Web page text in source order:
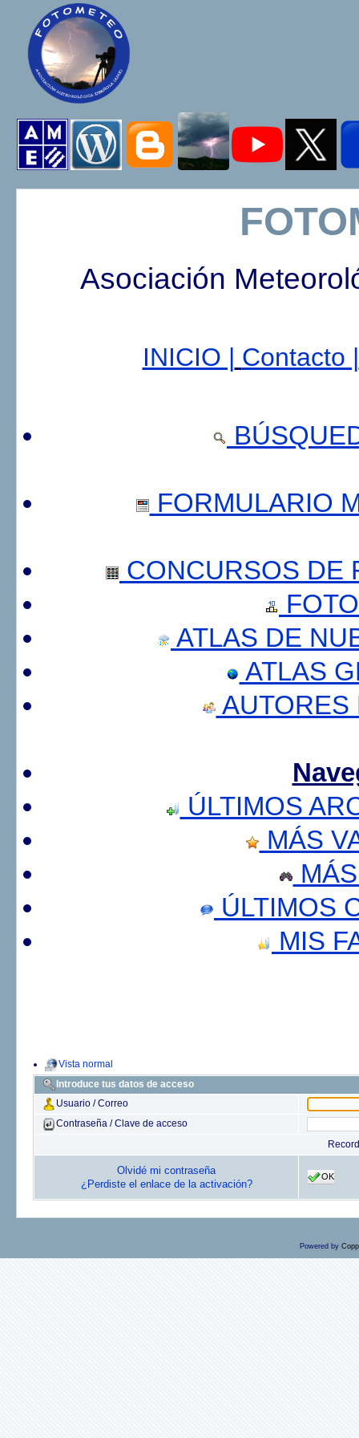
Asociación
INICIO | Contacto |
FORMULARIO
CONCURSOS DE
ATLAS DE
ATLAS
AUTORES
ÚLTIMOS
MÁS
ÚLTIMOS
MIS
Vista normal
Introduce tus datos de acceso
Usuario / Correo
Contraseña / Clave de acceso
Olvidé mi contraseña
¿Perdiste el enlace de la activación?
OK
Powered by